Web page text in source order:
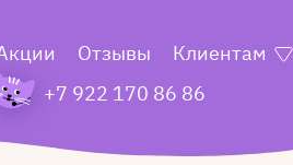
Отзывы Клиентам
+7 922 170 86 86